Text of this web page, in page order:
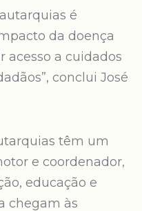
é
da doença
acesso a cuidados
conclui José
têm um
e coordenador,
educação e
chegam às